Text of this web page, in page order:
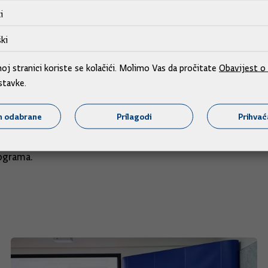
potpredsjednik Vlade i i ministar regionalnog razvoja i
Javni poziv za dostavu projekata razvoja jadranskih
sanaciji, izgradnji, rekonstrukciji, adaptaciji i
okoliša, energetska učinkovitost i obnovljivi izvori
ulaže oko 1,5 milijardi kuna.
Ministarstvo
na otocima, stvarajući povoljnije uvjete za kvalitetniji
stranici koriste se kolačići. Molimo Vas da pročitate Obavijest o
odabrane Prilagodi